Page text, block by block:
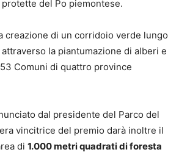
del Po piemontese.
creazione di un corridoio verde lungo
la piantumazione di alberi e
Comuni di quattro province
dal presidente del Parco del
vincitrice del premio darà inoltre il
di 1.000 metri quadrati di foresta